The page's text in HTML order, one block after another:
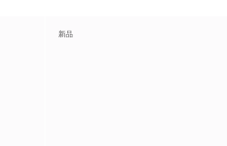
新品